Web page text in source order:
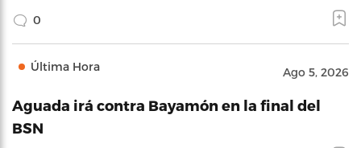
0
Última Hora Ago 5, 2026
Aguada irá contra Bayamón en la final del
BSN